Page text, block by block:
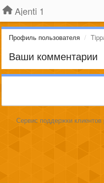
Ajenti 1
Профиль пользователя
Ваши комментарии
Сервис поддержки